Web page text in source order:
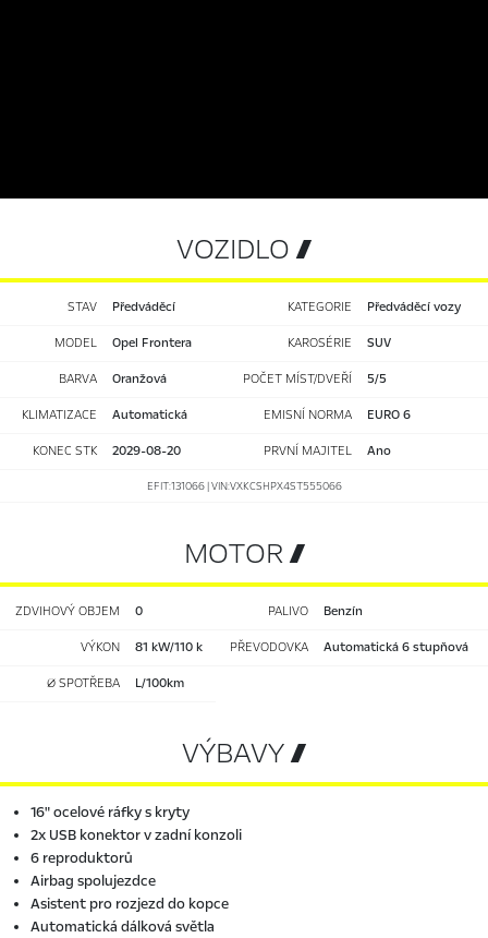
VOZIDLO 
STAV předváděcí KATEGORIE Předváděcí vozy
MODEL Opel Frontera KAROSÉRIE SUV
BARVA Oranžová POČET MÍST/DVEŘÍ 5/5
KLIMATIZACE automatická EMISNÍ NORMA EURO 6
KONEC STK 2029-08-20 PRVNÍ MAJITEL Ano
EFIT:131066 | VIN:VXKCSHPX4ST555066
MOTOR 
ZDVIHOVÝ OBJEM 0 PALIVO benzín
VÝKON 81 kW/110 k PŘEVODOVKA automatická 6 stupňová
Ø SPOTŘEBA l/100km
VÝBAVY 
16" ocelové ráfky s kryty
2x USB konektor v zadní konzoli
6 reproduktorů
Airbag spolujezdce
Asistent pro rozjezd do kopce
Automatická dálková světla